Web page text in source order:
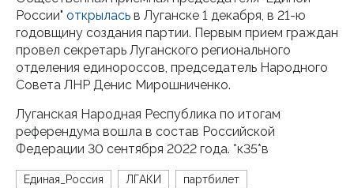
России" открылась в Луганске 1 декабря, в 21-ю
годовщину создания партии. Первым прием граждан
провел секретарь Луганского регионального
отделения единороссов, председатель Народного
Совета ЛНР Денис Мирошниченко.
Луганская Народная Республика по итогам
референдума вошла в состав Российской
Федерации 30 сентября 2022 года. *к35*в
Единая_Россия ЛГАКИ партбилет